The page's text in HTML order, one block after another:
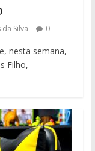
Silva 0
nesta semana,
Filho,